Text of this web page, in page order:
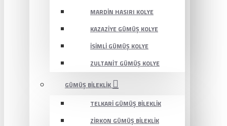
MARDIN HASIRI KOLYE
KAZAZIYE GÜMÜŞ KOLYE
İSIMLI GÜMÜŞ KOLYE
ZULTANIT GÜMÜŞ KOLYE
GÜMÜŞ BILEKLIK
TELKARI GÜMÜŞ BILEKLIK
ZIRKON GÜMÜŞ BILEKLIK